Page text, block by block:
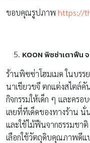
ขอบคุณรูปภาพ https://
KOON พิซซ่าเตาฟืน
ร้านพิซซ่าโฮมเมด ในบร
นาเขียวขจี ตกแต่งสไตล์
กิจกรรมให้เด็ก ๆ และครอ
เลยที่ทีเด็ดของทางร้าน
และใช้ไม้ฟืนจากธรรมชา
เลือกใช้วัตถุดิบคุณภาพดีแ